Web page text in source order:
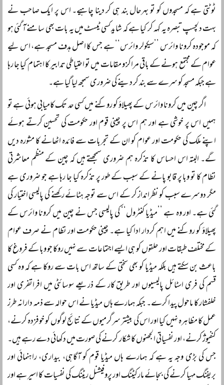
ٹوٹتی ہے کہ مسجدوں کو تو بہرحال بند ہی کر دینا چاہیے۔ اس پر ایک صاحب نے
بہت دلچسپ تبصرہ یہ کہہ کر کیا ہے کہ شاید کسی ٹیسٹ میں یہ بات بھی سامنے آ گئی ہو
کہ موجودہ کرونا وائرس ’’سیکولر وائرس‘‘ ہے جس کا اصل ہدف مسجد ہے، اس لیے
عوام کے مجتمع ہونے کے باقی مراکز و مقامات میں تو احتیاطی تدابیر کا اہتمام کیا جا رہا
ہے جبکہ مسجد کو سرے سے بند کر دینے کی ضروری سمجھ لیا گیا ہے۔
اگر چین میں کرونا وائرس کے پھیلاؤ کو روکنے میں کسی حد تک کامیابی ہوئی ہے تو
ہمیں اس پر خوشی ہے اور ہم اس پر چینی قوم اور حکومت کی تحسین کرتے ہوئے
اپنے ملک کی حکومت اور عوام کو ان کے تجربات سے فائدہ اٹھانے کا مشورہ دیں
گے۔ البتہ اس احساس کا تذکرہ ہم ضروری سمجھتے ہیں کہ چین کے منظم معاشرتی
نظام کا تو وبا پر قابو پانے کے سبب کے طور پر تذکرہ کیا جا رہا ہے جو ضروری ہے
مگر دوسرے سبب کو نظرانداز کر کے اس سے توجہ ہٹائے رکھنے کی پالیسی اختیار کی
گئی ہے۔ اور وہ ہے ’’میڈیا کنٹرول‘‘ کی پالیسی جس نے چین میں کرونا وائرس کے
پھیلاؤ کو روکنے میں اہم کردار ادا کیا ہے۔ چینی حکومت اور نظام نے صرف عوام
کے مختلف طبقات اور حلقوں کو ہی ایسے اجتماعات سے نہیں روکا جو وبا کے فروغ کا
باعث بن سکتے ہیں بلکہ میڈیا کو بھی سختی کے ساتھ اس بات سے روکا ہے کہ وہ کسی
قسم کی فری اسٹائل پالیسیوں اور طریق کار کے ذریعے سوسائٹی میں افراتفری اور
خلفشار کا ماحول پیدا کرے۔ جبکہ ہمارے ہاں میڈیا نے اس حوالہ سے ذمہ دارانہ طرز
عمل کا مظاہرہ نہیں کیا اور اس کی بیشتر سرگرمیوں کے نتائج لوگوں کو خوفزدہ کرنے،
کنفیوژ کرنے، اور نفسیاتی الجھنوں کا شکار کرنے کی صورت میں دکھائی دے رہے ہیں۔
جس کی بڑی وجہ یہ ہے کہ ہمارے ہاں میڈیا قوم کو آگاہی، بیداری، راہنمائی اور
بریفنگ مہیا کرنے کی بجائے مارکیٹنگ اور پروفیشنل ریٹنگ کی نفسیات کا اسیر ہے اور